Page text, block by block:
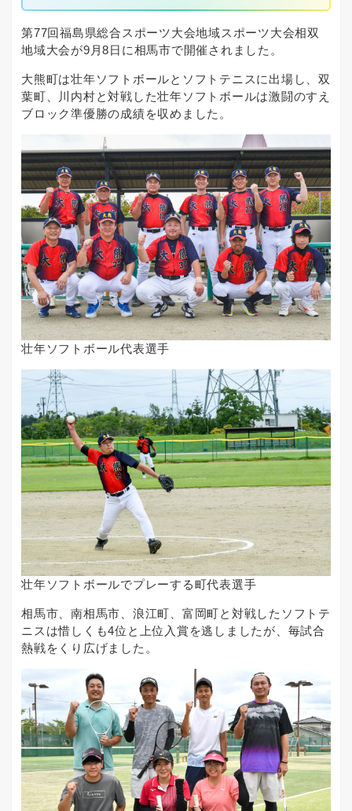
第77回福島県総合スポーツ大会地域スポーツ大会相双
地域大会が9月8日に相馬市で開催されました。
大熊町は壮年ソフトボールとソフトテニスに出場し、双
葉町、川内村と対戦した壮年ソフトボールは激闘のすえ
ブロック準優勝の成績を収めました。
壮年ソフトボール代表選手
壮年ソフトボールでプレーする町代表選手
相馬市、南相馬市、浪江町、富岡町と対戦したソフトテ
ニスは惜しくも4位と上位入賞を逃しましたが、毎試合
熱戦をくり広げました。